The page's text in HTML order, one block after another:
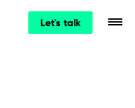
Let's talk